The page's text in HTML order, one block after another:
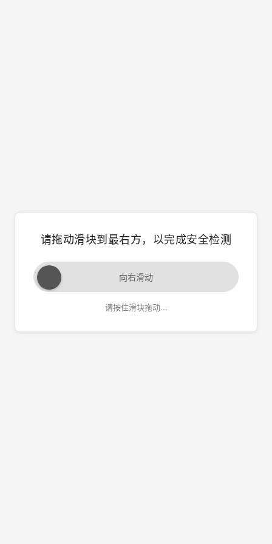
请拖动滑块到最右方，以完成安全检测
向右滑动
请按住滑块拖动...